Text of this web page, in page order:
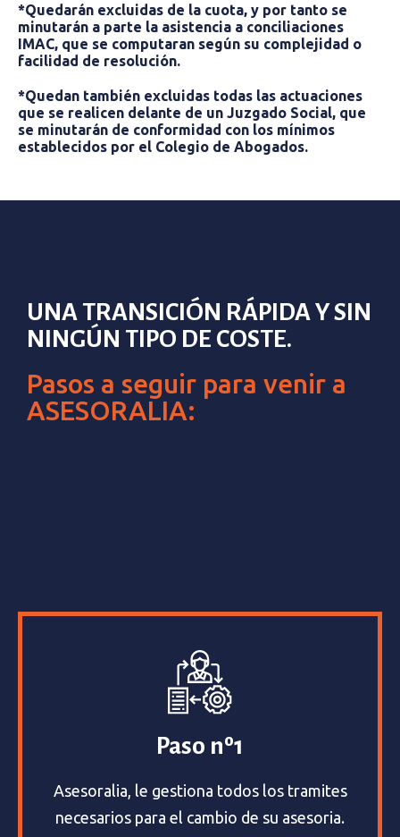
*Quedarán excluidas de la cuota, y por tanto se
minutarán a parte la asistencia a conciliaciones
IMAC, que se computaran según su complejidad o
facilidad de resolución.
*Quedan también excluidas todas las actuaciones
que se realicen delante de un Juzgado Social, que
se minutarán de conformidad con los mínimos
establecidos por el Colegio de Abogados.
UNA TRANSICIÓN RÁPIDA Y SIN
NINGÚN TIPO DE COSTE.
Pasos a seguir para venir a
ASESORALIA:
Paso nº1
Asesoralia, le gestiona todos los tramites
necesarios para el cambio de su asesoria.